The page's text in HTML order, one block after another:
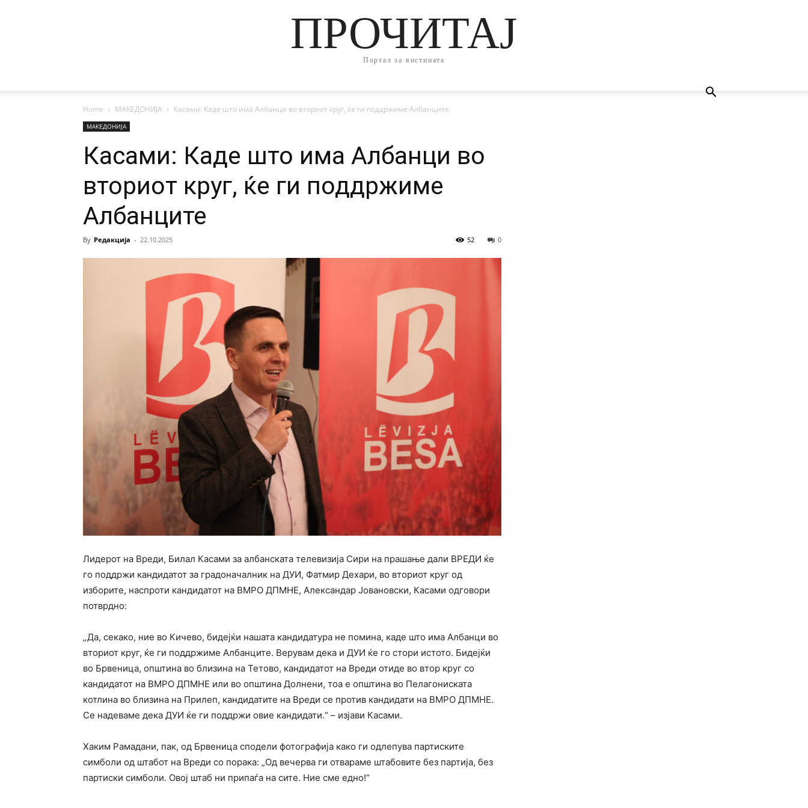
ПРОЧИТАЈ
Портал за вистината
Home МАКЕДОНИЈА Касами: Каде што има Албанци во вториот круг, ќе ги поддржиме Албанците
МАКЕДОНИЈА
Касами: Каде што има Албанци во
вториот круг, ќе ги поддржиме
Албанците
By Редакција - 22.10.2025 0
52
Лидерот на Вреди, Билал Касами за албанската телевизија Сири на прашање дали ВРЕДИ ќе
го поддржи кандидатот за градоначалник на ДУИ, Фатмир Дехари, во вториот круг од
изборите, наспроти кандидатот на ВМРО ДПМНЕ, Александар Јовановски, Касами одговори
потврдно:
„Да, секако, ние во Кичево, бидејќи нашата кандидатура не помина, каде што има Албанци во
вториот круг, ќе ги поддржиме Албанците. Верувам дека и ДУИ ќе го стори истото. Бидејќи
во Брвеница, општина во близина на Тетово, кандидатот на Вреди отиде во втор круг со
кандидатот на ВМРО ДПМНЕ или во општина Долнени, тоа е општина во Пелагониската
котлина во близина на Прилеп, кандидатите на Вреди се против кандидати на ВМРО ДПМНЕ.
Се надеваме дека ДУИ ќе ги поддржи овие кандидати.“ – изјави Касами.
Хаким Рамадани, пак, од Брвеница сподели фотографија како ги одлепува партиските
симболи од штабот на Вреди со порака: „Од вечерва ги отвараме штабовите без партија, без
партиски симболи. Овој штаб ни припаѓа на сите. Ние сме едно!“